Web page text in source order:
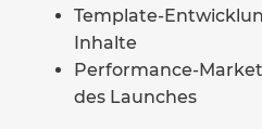
Template-
Inhalte
Performance-
des Launches